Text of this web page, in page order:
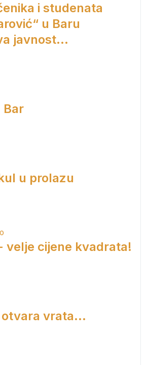
i studenata
u Baru
javnost...
Bar
u prolazu
velje cijene kvadrata!
vrata...